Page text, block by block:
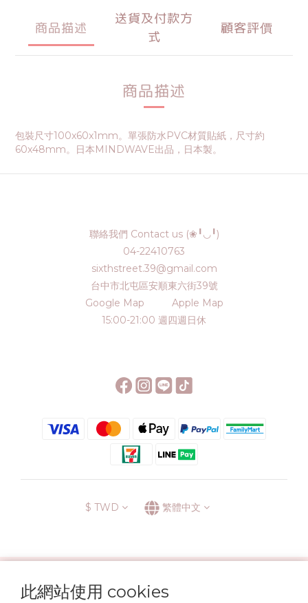
此網站使用 cookies
商品描述
送貨及付款方
式
顧客評價
商品描述
包裝尺寸100x60x1mm。單張防水PVC材質貼紙，尺寸約
60x48mm。日本MINDWAVE出品，日本製。
聯絡我們 Contact us (❀╹◡╹)
04-22410763
sixthstreet.39@gmail.com
台中市北屯區安順東六街39號
Google Map
Apple Map
15:00-21:00 週四週日休
$ TWD 繁體中文
運送方式
退換貨政策 條款與細則